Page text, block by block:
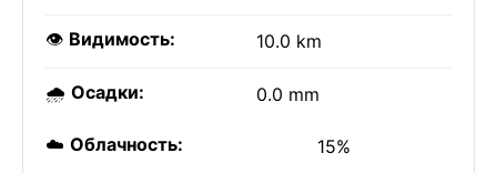
👁️ Видимость: 10.0 km
🌧️ Осадки: 0.0 mm
☁️ Облачность: 15%